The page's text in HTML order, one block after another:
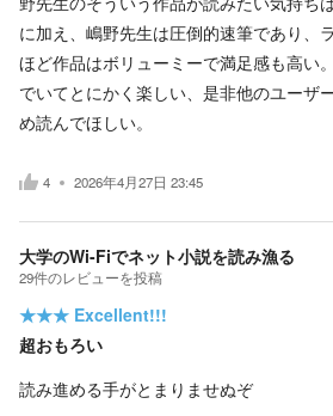
に加え、嶋野先生は圧倒的速筆であり、
ほど作品はボリューミーで満足感も高い
でいてとにかく楽しい、是非他のユーザ
め読んでほしい。
4 2026年4月27日 23:45
大学のWi-Fiでネット小説を読み漁る
29件のレビューを投稿
★★★ Excellent!!!
超おもろい
読み進める手がとまりませぬぞ